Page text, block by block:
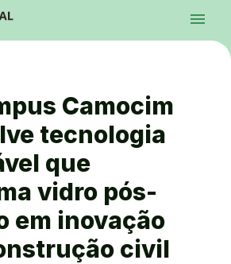
menu
InstagramTwitter/XFacebook
Camocim
tecnologia
que
vidro pós-
em inovação
civil